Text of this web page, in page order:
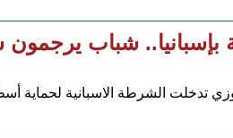
بإسبانيا.. شباب
الشرطة الاسبانية لحماية أسطول من